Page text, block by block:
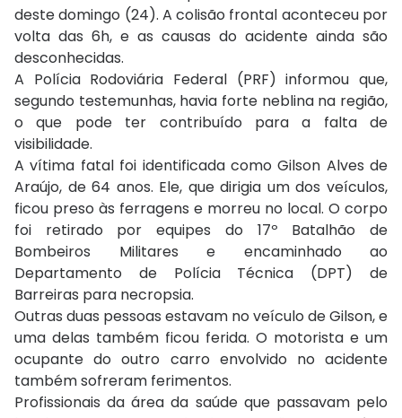
deste domingo (24). A colisão frontal aconteceu por
volta das 6h, e as causas do acidente ainda são
desconhecidas.
A Polícia Rodoviária Federal (PRF) informou que,
segundo testemunhas, havia forte neblina na região,
o que pode ter contribuído para a falta de
visibilidade.
A vítima fatal foi identificada como Gilson Alves de
Araújo, de 64 anos. Ele, que dirigia um dos veículos,
ficou preso às ferragens e morreu no local. O corpo
foi retirado por equipes do 17º Batalhão de
Bombeiros Militares e encaminhado ao
Departamento de Polícia Técnica (DPT) de
Barreiras para necropsia.
Outras duas pessoas estavam no veículo de Gilson, e
uma delas também ficou ferida. O motorista e um
ocupante do outro carro envolvido no acidente
também sofreram ferimentos.
Profissionais da área da saúde que passavam pelo